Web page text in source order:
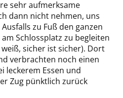
sehr aufmerksame
dann nicht nehmen, uns
zu Fuß den ganzen
Schlossplatz zu begleiten
sicher ist sicher). Dort
verbrachten noch einen
leckerem Essen und
Zug pünktlich zurück